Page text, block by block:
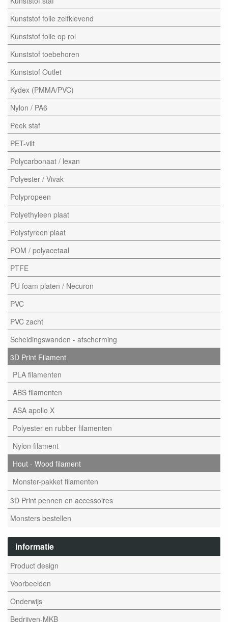
Kunststof folie zelfklevend
Kunststof folie op rol
Kunststof toebehoren
Kunststof Outlet
Kydex (PMMA/PVC)
Nylon / PA6
Peek staf
PET-vilt
Polycarbonaat / lexan
Polyester / Vivak
Polypropeen
Polyethyleen plaat
Polystyreen plaat
POM / polyacetaal
PTFE
PU foam platen / Necuron
PVC
PVC zacht
Scheidingswanden - afscherming
3D Print Filament
PLA filamenten
ABS filamenten
ASA apollo X
Polyester en rubber filamenten
Nylon filament
Hout - Wood filament
Monster-pakket filamenten
3D Print pennen en accessoires
Monsters bestellen
informatie
Product design
Voorbeelden
Onderwijs
Bedrijven-MKB